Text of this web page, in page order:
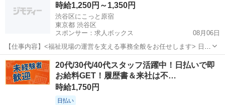
件多数☆★／ 大...時給1,250円～1,350円
渋谷区にこっと原宿
東京都 渋谷区
スポンサー：求人ボックス
08月06日
【仕事内容】<福祉現場の運営を支える事務全般をお任せします> 日中
一時支援事業所における事務員として、 下記の業務を中心にお願いし
ます。 <主な業務内容> ・利用児童の契約書・重要事項説明書等の作
成・管理 ・請求業務(報告作成、請...
アルバイト・パート
20代/30代/40代スタッフ活躍中！日払いで即
お給料GET！履歴書＆来社は不…
時給1,750円
日払い